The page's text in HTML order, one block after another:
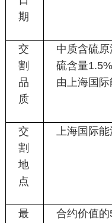
期
交
割
品
质
中质含硫
硫含量1.5%
由上海国际
交
割
地
点
上海国际
最
合约价值的